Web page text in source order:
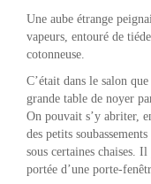
Une aube étrange
vapeurs, entouré de
cotonneuse.
C’était dans le salon
grande table de noyer
On pouvait s’y abriter,
des petits
sous certaines chaises.
portée d’une porte-